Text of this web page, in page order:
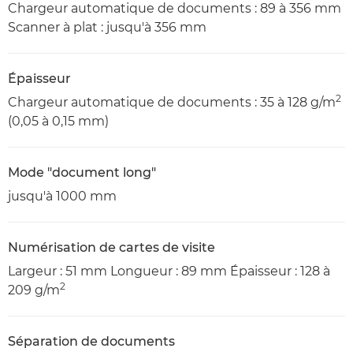
Chargeur automatique de documents : 89 à 356 mm
Scanner à plat : jusqu'à 356 mm
Épaisseur
Chargeur automatique de documents : 35 à 128 g/m2
(0,05 à 0,15 mm)
Mode "document long"
jusqu'à 1000 mm
Numérisation de cartes de visite
Largeur : 51 mm Longueur : 89 mm Épaisseur : 128 à
209 g/m2
Séparation de documents